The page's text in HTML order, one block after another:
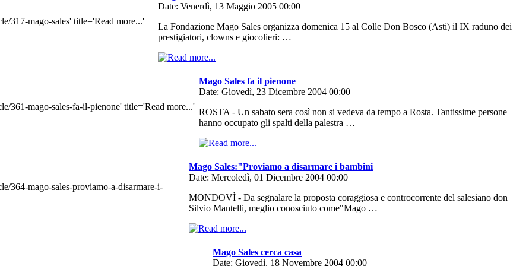
Date: Venerdì, 13 Maggio 2005 00:00
La Fondazione Mago Sales organizza domenica 15 al Colle Don Bosco (Asti) il IX raduno dei
prestigiatori, clowns e giocolieri: …
Mago Sales fa il pienone
Date: Giovedì, 23 Dicembre 2004 00:00
ROSTA - Un sabato sera così non si vedeva da tempo a Rosta. Tantissime persone
hanno occupato gli spalti della palestra …
Mago Sales:"Proviamo a disarmare i bambini
Date: Mercoledì, 01 Dicembre 2004 00:00
MONDOVÌ - Da segnalare la proposta coraggiosa e controcorrente del salesiano don
Silvio Mantelli, meglio conosciuto come"Mago …
Mago Sales cerca casa
Date: Giovedì, 18 Novembre 2004 00:00